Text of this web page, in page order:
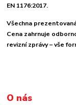
EN 1176:2017.
Všechna
Cena zahrnuje
revizní zprávy – vše
O nás